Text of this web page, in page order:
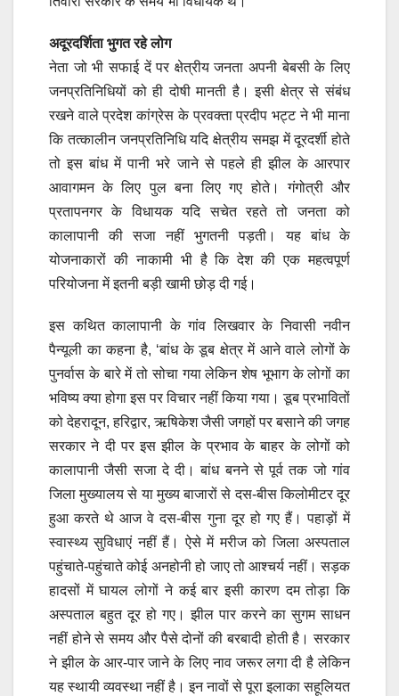
अदूरदर्शिता भुगत रहे लोग
नेता जो भी सफाई दें पर क्षेत्रीय जनता अपनी बेबसी के लिए
जनप्रतिनिधियों को ही दोषी मानती है। इसी क्षेत्र से संबंध
रखने वाले प्रदेश कांग्रेस के प्रवक्ता प्रदीप भट्ट ने भी माना
कि तत्कालीन जनप्रतिनिधि यदि क्षेत्रीय समझ में दूरदर्शी होते
तो इस बांध में पानी भरे जाने से पहले ही झील के आरपार
आवागमन के लिए पुल बना लिए गए होते। गंगोत्री और
प्रतापनगर के विधायक यदि सचेत रहते तो जनता को
कालापानी की सजा नहीं भुगतनी पड़ती। यह बांध के
योजनाकारों की नाकामी भी है कि देश की एक महत्वपूर्ण
परियोजना में इतनी बड़ी खामी छोड़ दी गई।
इस कथित कालापानी के गांव लिखवार के निवासी नवीन
पैन्यूली का कहना है, ‘बांध के डूब क्षेत्र में आने वाले लोगों के
पुनर्वास के बारे में तो सोचा गया लेकिन शेष भूभाग के लोगों का
भविष्य क्या होगा इस पर विचार नहीं किया गया। डूब प्रभावितों
को देहरादून, हरिद्वार, ऋषिकेश जैसी जगहों पर बसाने की जगह
सरकार ने दी पर इस झील के प्रभाव के बाहर के लोगों को
कालापानी जैसी सजा दे दी। बांध बनने से पूर्व तक जो गांव
जिला मुख्यालय से या मुख्य बाजारों से दस-बीस किलोमीटर दूर
हुआ करते थे आज वे दस-बीस गुना दूर हो गए हैं। पहाड़ों में
स्वास्थ्य सुविधाएं नहीं हैं। ऐसे में मरीज को जिला अस्पताल
पहुंचाते-पहुंचाते कोई अनहोनी हो जाए तो आश्चर्य नहीं। सड़क
हादसों में घायल लोगों ने कई बार इसी कारण दम तोड़ा कि
अस्पताल बहुत दूर हो गए। झील पार करने का सुगम साधन
नहीं होने से समय और पैसे दोनों की बरबादी होती है। सरकार
ने झील के आर-पार जाने के लिए नाव जरूर लगा दी है लेकिन
यह स्थायी व्यवस्था नहीं है। इन नावों से पूरा इलाका सहूलियत